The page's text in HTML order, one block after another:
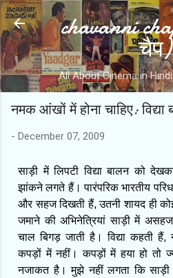
Skip to main
chavanni
चैप)
All About Cinema in Hindi -
नमक आंखों में होना चाहिए: विद्या
- December 07, 2009
साड़ी में लिपटी विद्या बालन को
झांकने लगते हैं। पारंपरिक भारतीय
और सहज दिखती हैं, उतनी शायद ही
जमाने की अभिनेत्रियां साड़ी में
चाल बिगड़ जाती है। विद्या कहती हैं,
कपड़ों में नहीं। कपड़ों में हया हो तो
नजाकत है। मुझे नहीं लगता कि